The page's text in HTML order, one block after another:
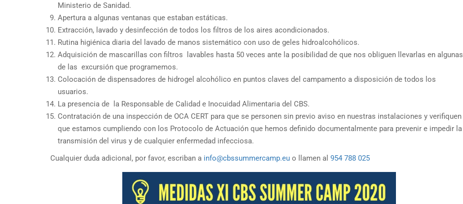
Ministerio de Sanidad.
Apertura a algunas ventanas que estaban estáticas.
Extracción, lavado y desinfección de todos los filtros de los aires acondicionados.
Rutina higiénica diaria del lavado de manos sistemático con uso de geles hidroalcohólicos.
Adquisición de mascarillas con filtros lavables hasta 50 veces ante la posibilidad de que nos obliguen llevarlas en algunas
de las excursión que programemos.
Colocación de dispensadores de hidrogel alcohólico en puntos claves del campamento a disposición de todos los
usuarios.
La presencia de la Responsable de Calidad e Inocuidad Alimentaria del CBS.
Contratación de una inspección de OCA CERT para que se personen sin previo aviso en nuestras instalaciones y verifiquen
que estamos cumpliendo con los Protocolo de Actuación que hemos definido documentalmente para prevenir e impedir la
transmisión del virus y de cualquier enfermedad infecciosa.
Cualquier duda adicional, por favor, escriban a info@cbssummercamp.eu o llamen al 954 788 025